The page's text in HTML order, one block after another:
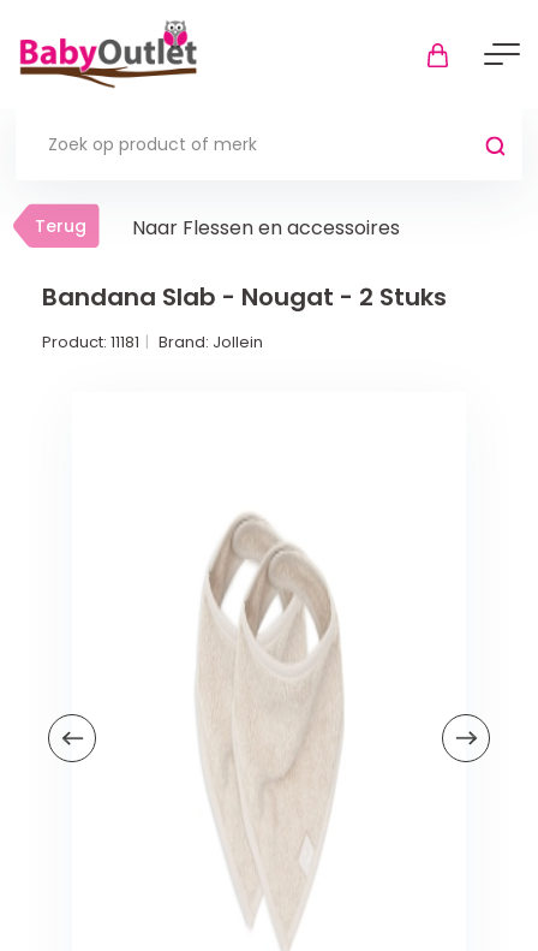
Terug
Thuis
In de box
Veiligheid in en om huis
Meer
Terug Naar Flessen en accessoires
Bandana Slab - Nougat - 2 Stuks
Product: 11181 Brand: Jollein